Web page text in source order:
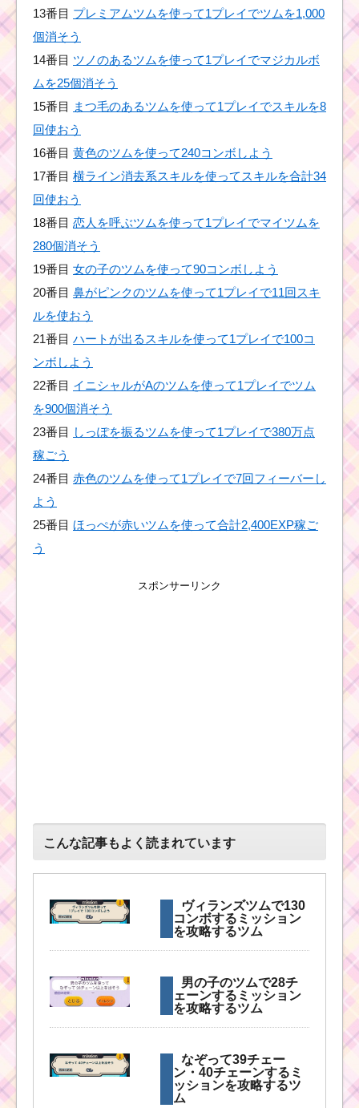
1プレイでハピネスツム
ウサギのツムを使って
に5回フィーバーするミ
ッションを攻略するツ
耳がとがったツムで
黒色のツムで225万点
使って1プレイでスキル
5個消すための方法
消去系スキルのツムで1
プレイに5回フィーバー
するミッションを攻略
毛が三本のツムを使っ
黒色のツムでマイツム
13番目 プレミアムツムを使って1プレイでツムを1,000
個消そう
14番目 ツノのあるツムを使って1プレイでマジカルボ
ムを25個消そう
15番目 まつ毛のあるツムを使って1プレイでスキルを8
回使おう
16番目 黄色のツムを使って240コンボしよう
17番目 横ライン消去系スキルを使ってスキルを合計34
回使おう
18番目 恋人を呼ぶツムを使って1プレイでマイツムを
280個消そう
19番目 女の子のツムを使って90コンボしよう
20番目 鼻がピンクのツムを使って1プレイで11回スキ
ルを使おう
21番目 ハートが出るスキルを使って1プレイで100コ
ンボしよう
22番目 イニシャルがAのツムを使って1プレイでツム
を900個消そう
23番目 しっぽを振るツムを使って1プレイで380万点
稼ごう
24番目 赤色のツムを使って1プレイで7回フィーバーし
よう
25番目 ほっぺが赤いツムを使って合計2,400EXP稼ご
う
スポンサーリンク
こんな記事もよく読まれています
ヴィランズツムで130
コンボするミッション
を攻略するツム
男の子のツムで28チ
ェーンするミッション
を攻略するツム
なぞって39チェー
ン・40チェーンするミ
ッションを攻略するツ
ム